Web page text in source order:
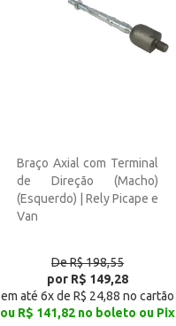
Braço Axial com Terminal
de Direção (Macho)
(Esquerdo) | Rely Picape e
Van
De R$ 198,55
por R$ 149,28
em até 6x de R$ 24,88 no cartão
ou R$ 141,82 no boleto ou Pix